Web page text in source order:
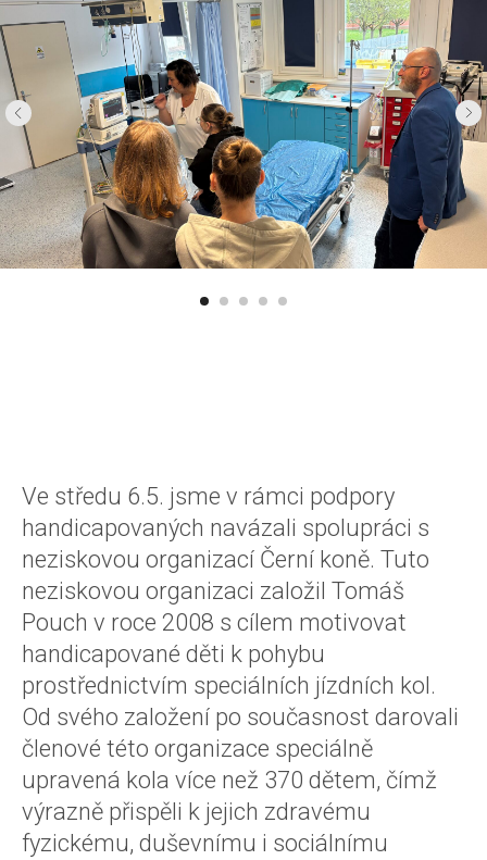
Ve středu 6.5. jsme v rámci podpory
handicapovaných navázali spolupráci s
neziskovou organizací Černí koně. Tuto
neziskovou organizaci založil Tomáš
Pouch v roce 2008 s cílem motivovat
handicapované děti k pohybu
prostřednictvím speciálních jízdních kol.
Od svého založení po současnost darovali
členové této organizace speciálně
upravená kola více než 370 dětem, čímž
výrazně přispěli k jejich zdravému
fyzickému, duševnímu i sociálnímu